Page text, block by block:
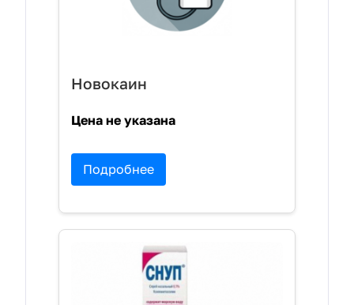
Новокаин
Цена не указана
Подробнее